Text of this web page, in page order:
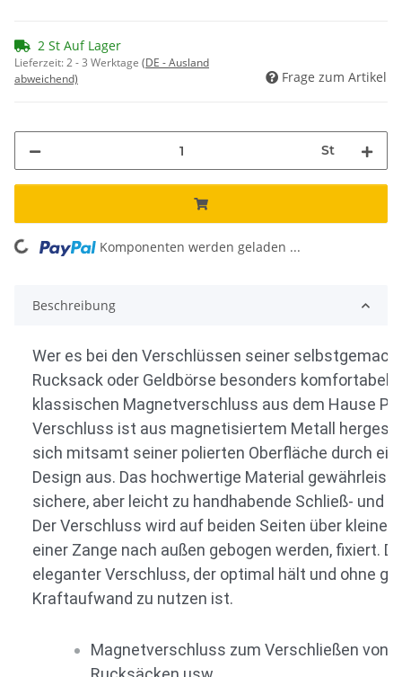
2 St Auf Lager
Lieferzeit:2 - 3 Werktage (DE - Ausland
abweichend)
Frage zum Artikel
St
Komponenten werden geladen ...
Beschreibung
Wer es bei den Verschlüssen seiner
Rucksack oder Geldbörse besonders komfortabel
klassischen Magnetverschluss aus dem Hause
Verschluss ist aus magnetisiertem Metall
sich mitsamt seiner polierten Oberfläche durch
Design aus. Das hochwertige Material
sichere, aber leicht zu handhabende Schließ- und
Der Verschluss wird auf beiden Seiten über kleine
einer Zange nach außen gebogen werden, fixiert.
eleganter Verschluss, der optimal hält und ohne
Kraftaufwand zu nutzen ist.
Magnetverschluss zum Verschließen von